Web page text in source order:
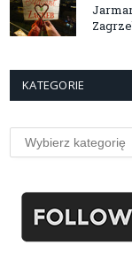
KATEGORIE
Kategorie